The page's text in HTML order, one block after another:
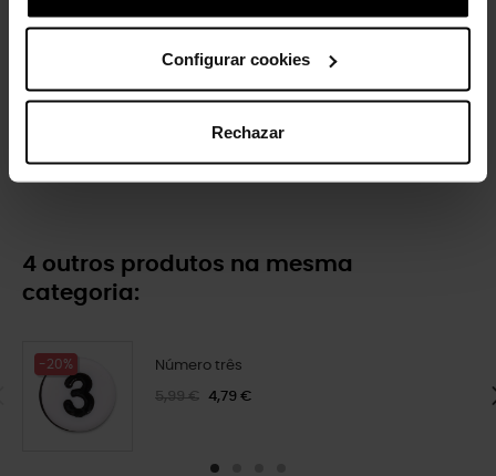
Configurar cookies
Rechazar
Floral de crochê azul claro Flor blanca en flor 2
4 outros produtos na mesma
categoria:
-20% Número três
5,99 € 4,79 €